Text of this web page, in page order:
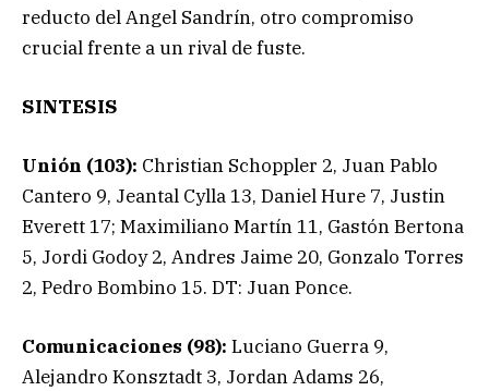
reducto del Angel Sandrín, otro compromiso
crucial frente a un rival de fuste.
SINTESIS
Unión (103): Christian Schoppler 2, Juan Pablo
Cantero 9, Jeantal Cylla 13, Daniel Hure 7, Justin
Everett 17; Maximiliano Martín 11, Gastón Bertona
5, Jordi Godoy 2, Andres Jaime 20, Gonzalo Torres
2, Pedro Bombino 15. DT: Juan Ponce.
Comunicaciones (98): Luciano Guerra 9,
Alejandro Konsztadt 3, Jordan Adams 26,